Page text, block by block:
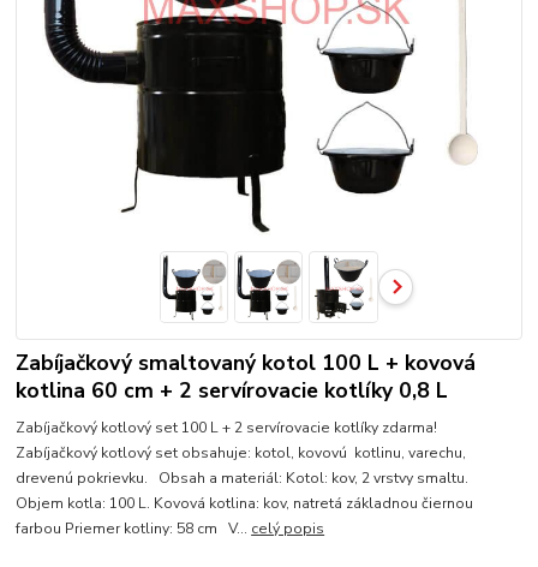
Zabíjačkový smaltovaný kotol 100 L + kovová
kotlina 60 cm + 2 servírovacie kotlíky 0,8 L
Zabíjačkový kotlový set 100 L + 2 servírovacie kotlíky zdarma!
Zabíjačkový kotlový set obsahuje: kotol, kovovú kotlinu, varechu,
drevenú pokrievku. Obsah a materiál: Kotol: kov, 2 vrstvy smaltu.
Objem kotla: 100 L. Kovová kotlina: kov, natretá základnou čiernou
farbou Priemer kotliny: 58 cm V... celý popis